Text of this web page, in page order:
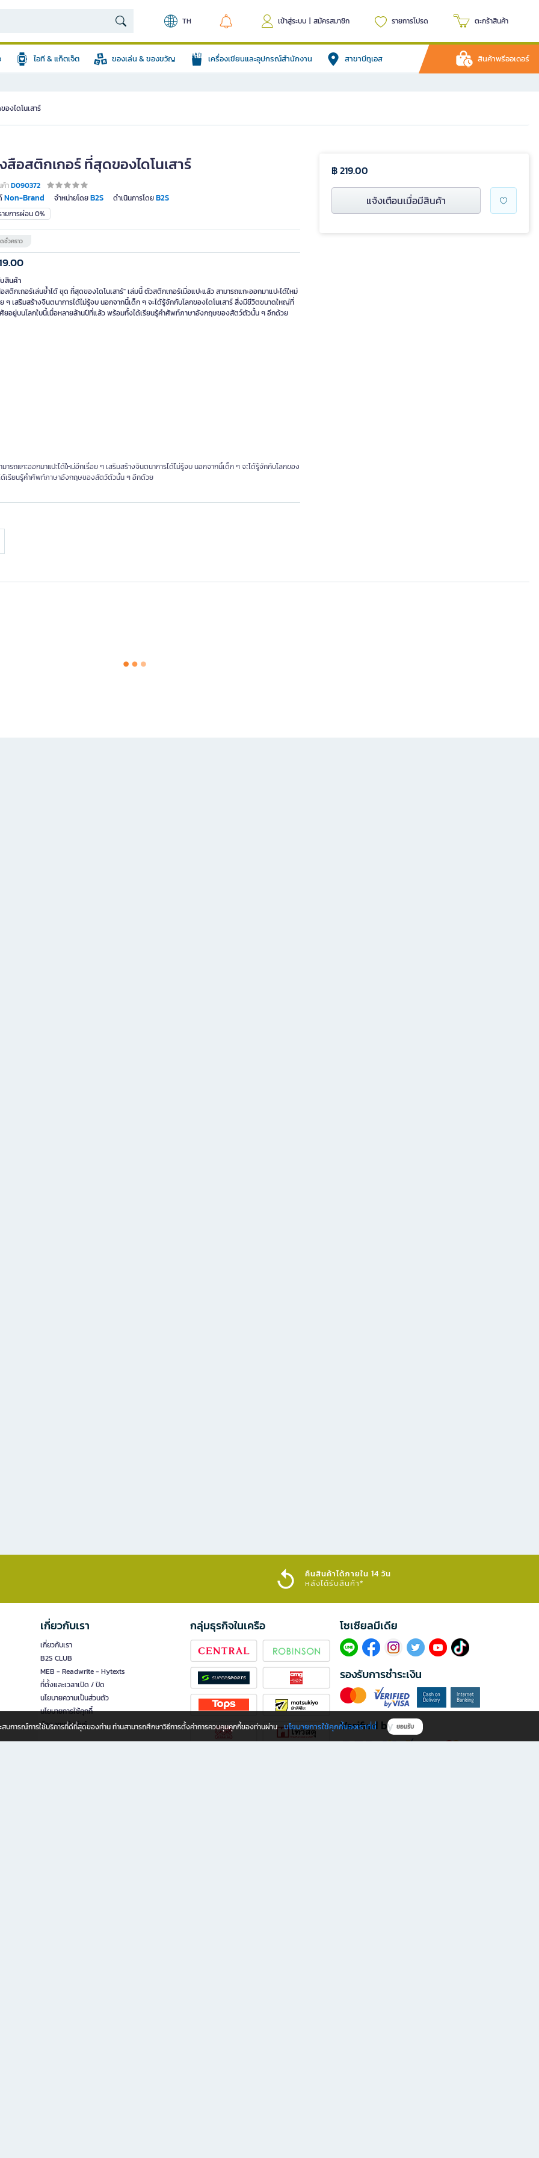
TH เข้าสู่ระบบ | สมัครสมาชิก รายการโปรด ตะกร้าสินค้า
ไอที & แก็ตเจ็ต ของเล่น & ของขวัญ เครื่องเขียนและอุปกรณ์สำนักงาน สาขาบีทูเอส สินค้าพรีออเดอร์
งไดโนเสาร์
สือสติกเกอร์ ที่สุดของไดโนเสาร์
าD090372
Non-Brand จำหน่ายโดยB2S ดำเนินการโดยB2S
ายการผ่อน 0%
ชั่วคราว
สินค้า
สติกเกอร์เล่นซ้ำได้ ชุด ที่สุดของไดโนเสาร์" เล่มนี้ ตัวสติกเกอร์เมื่อแปะแล้ว สามารถแกะออกมาแปะได้ใหม่
ๆ เสริมสร้างจินตนาการได้ไม่รู้จบ นอกจากนี้เด็ก ๆ จะได้รู้จักกับโลกของไดโนเสาร์ สิ่งมีชีวิตขนาดใหญ่ที่
ยอยู่บนโลกใบนี้เมื่อหลายล้านปีที่แล้ว พร้อมทั้งได้เรียนรู้คำศัพท์ภาษาอังกฤษของสัตว์ตัวนั้น ๆ อีกด้วย
รถแกะออกมาแปะได้ใหม่อีกเรื่อย ๆ เสริมสร้างจินตนาการได้ไม่รู้จบ นอกจากนี้เด็ก ๆ จะได้รู้จักกับโลกของ
ด้เรียนรู้คำศัพท์ภาษาอังกฤษของสัตว์ตัวนั้น ๆ อีกด้วย
฿ 219.00
แจ้งเตือนเมื่อมีสินค้า
คืนสินค้าได้ภายใน 14 วัน
หลังได้รับสินค้า*
เกี่ยวกับเรา
เกี่ยวกับเรา
B2S CLUB
MEB - Readwrite - Hytexts
ที่ตั้งและเวลาเปิด / ปิด
นโยบายความเป็นส่วนตัว
นโยบายการใช้คุกกี้
นักลงทุนสัมพันธ์
กลุ่มธุรกิจในเครือ โซเซียลมีเดีย​
รองรับการชำระเงิน
Verified by
สบการณ์การใช้บริการที่ดีที่สุดของท่าน ท่านสามารถศึกษาวิธีการตั้งค่าการควบคุมคุกกี้ของท่านผ่าน นโยบายการใช้คุกกี้ของเราที่นี่ ยอมรับ